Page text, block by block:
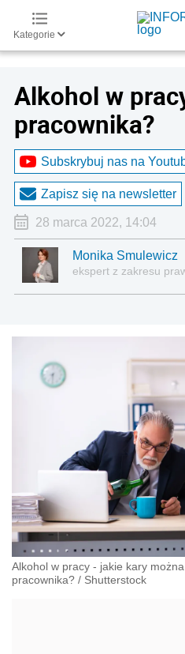
Kategorie
Alkohol w
pracownika?
Subskrybuj nas na
Zapisz się na newsletter
28 marca 2022, 14:04
Monika Smulewicz
ekspert z zakresu
Alkohol w pracy - jakie kary
pracownika? / Shutterstock